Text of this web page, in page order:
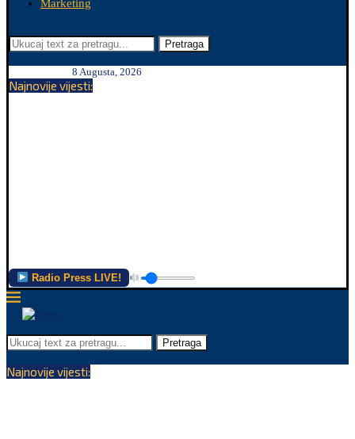
Marketing
Pretraga
8 Augusta, 2026
Najnovije vijesti:
Radio Press LIVE!
Pretraga
Najnovije vijesti: